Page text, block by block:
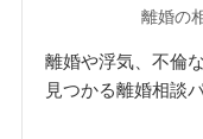
離婚の
離婚や浮気、不倫
見つかる離婚相談